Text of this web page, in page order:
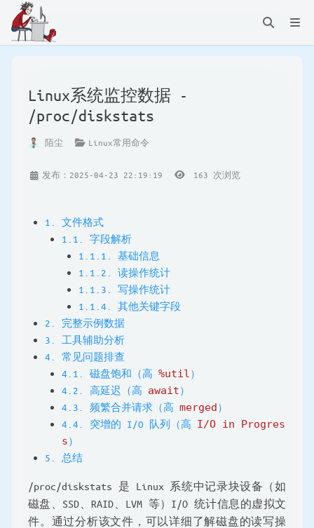
Linux系统监控数据 -
/proc/diskstats
陌尘 Linux常用命令
发布：2025-04-23 22:19:19 163 次浏览
1. 文件格式
1.1. 字段解析
1.1.1. 基础信息
1.1.2. 读操作统计
1.1.3. 写操作统计
1.1.4. 其他关键字段
2. 完整示例数据
3. 工具辅助分析
4. 常见问题排查
4.1. 磁盘饱和（高 %util）
4.2. 高延迟（高 await）
4.3. 频繁合并请求（高 merged）
4.4. 突增的 I/O 队列（高 I/O in Progres
s）
5. 总结
/proc/diskstats 是 Linux 系统中记录块设备（如
磁盘、SSD、RAID、LVM 等）I/O 统计信息的虚拟文
件。通过分析该文件，可以详细了解磁盘的读写操